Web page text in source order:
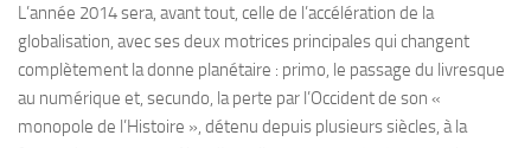
L’année 2014 sera, avant tout, celle de l’accélération de la
globalisation, avec ses deux motrices principales qui changent
complètement la donne planétaire : primo, le passage du livresque
au numérique et, secundo, la perte par l’Occident de son «
monopole de l’Histoire », détenu depuis plusieurs siècles, à la